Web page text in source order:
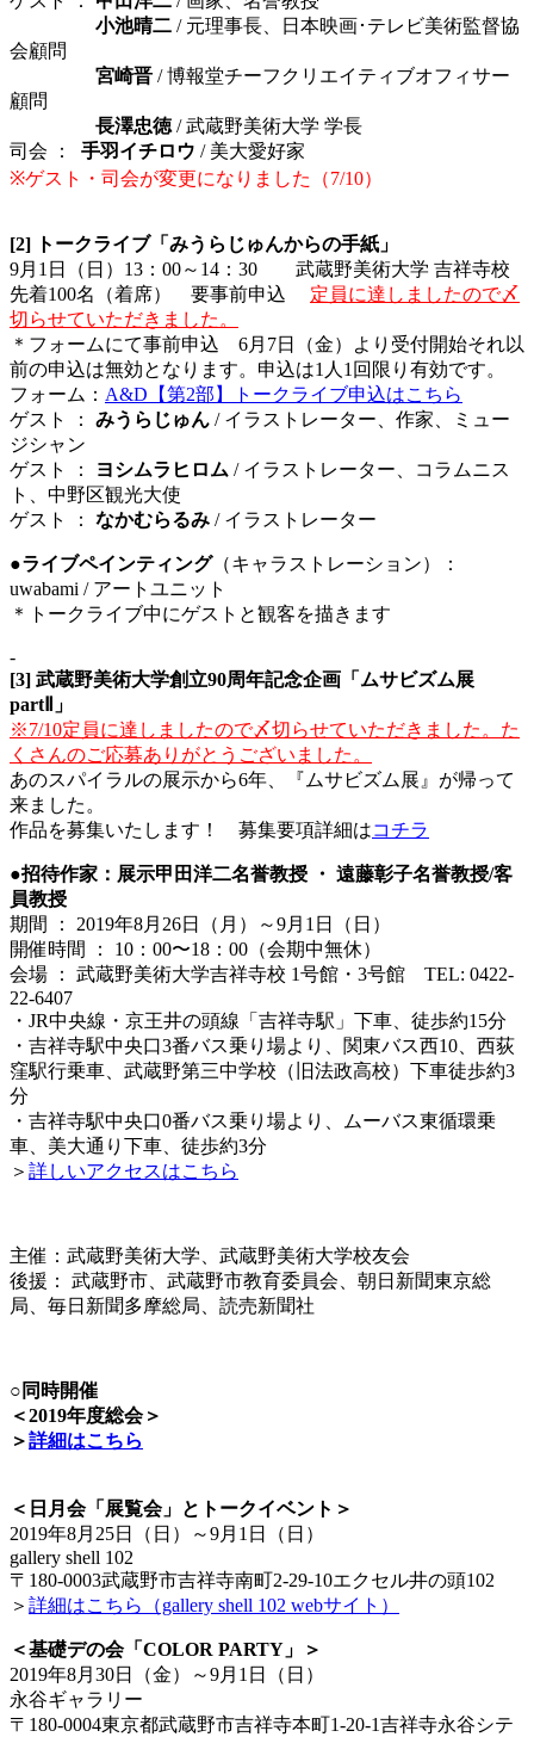
小池晴二 / 元理事長、日本映画･テレビ美術監督協
会顧問
宮崎晋 / 博報堂チーフクリエイティブオフィサー
顧問
長澤忠徳/ 武蔵野美術大学 学長
司会 ：
手羽イチロウ / 美大愛好家
※ゲスト・司会が変更になりました（7/10）
[2]
トークライブ「みうらじゅんからの手紙」
9月1日（日）13：00～14：30
武蔵野美術大学 吉祥寺校
先着100名（着席） 要事前申込 定員に達しましたので〆
切らせていただきました。
＊フォームにて事前申込 6月7日（金）より受付開始それ以
前の申込は無効となります。申込は1人1回限り有効です。
フォーム： A&D【第2部】トークライブ申込はこちら
ゲスト ： みうらじゅん / イラストレーター、作家、ミュー
ジシャン
ゲスト ：
ヨシムラヒロム / イラストレーター、コラムニス
ト、中野区観光大使
ゲスト ： なかむらるみ / イラストレーター
●ライブペインティング（キャラストレーション）：
uwabami / アートユニット
＊トークライブ中にゲストと観客を描きます
‐
[3] 武蔵野美術大学創立90周年記念企画「ムサビズム展
partⅡ」
※7/10定員に達しましたので〆切らせていただきました。た
くさんのご応募ありがとうございました。
あのスパイラルの展示から6年、『ムサビズム展』が帰って
来ました。
作品を募集いたします！ 募集要項詳細はコチラ
●招待作家：展示甲田洋二名誉教授 ・ 遠藤彰子名誉教授/客
員教授
期間 ： 2019年8月26日（月）～9月1日（日）
開催時間 ： 10：00〜18：00（会期中無休）
会場 ： 武蔵野美術大学吉祥寺校 1号館・3号館 TEL: 0422-
22-6407
・JR中央線・京王井の頭線「吉祥寺駅」下車、徒歩約15分
・吉祥寺駅中央口3番バス乗り場より、関東バス西10、西荻
窪駅行乗車、武蔵野第三中学校（旧法政高校）下車徒歩約3
分
・吉祥寺駅中央口0番バス乗り場より、ムーバス東循環乗
車、美大通り下車、徒歩約3分
＞ 詳しいアクセスはこちら
主催：武蔵野美術大学、武蔵野美術大学校友会
後援： 武蔵野市、武蔵野市教育委員会、朝日新聞東京総
局、毎日新聞多摩総局、読売新聞社
○同時開催
＜2019年度総会＞
＞詳細はこちら
＜日月会「展覧会」とトークイベント＞
2019年8月25日（日）～9月1日（日）
gallery shell 102
〒180-0003武蔵野市吉祥寺南町2-29-10エクセル井の頭102
＞ 詳細はこちら（gallery shell 102 webサイト）
＜基礎デの会「COLOR PARTY」＞
2019年8月30日（金）～9月1日（日）
永谷ギャラリー
〒180-0004東京都武蔵野市吉祥寺本町1-20-1吉祥寺永谷シテ